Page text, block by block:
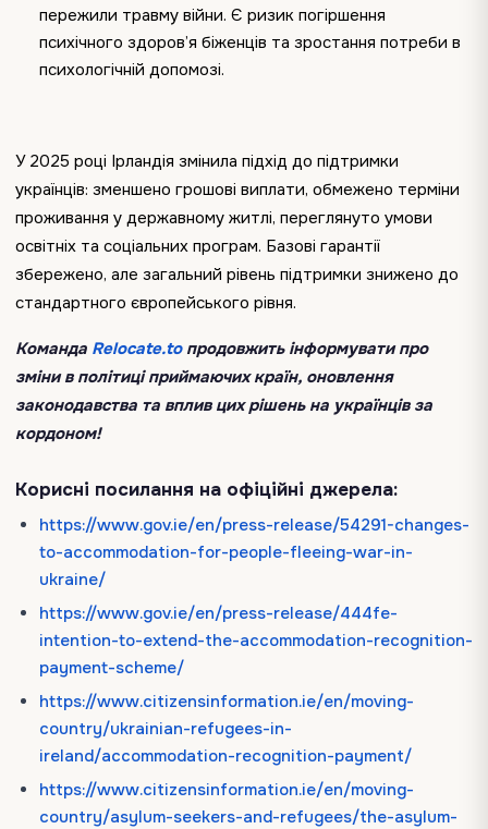
пережили травму війни. Є ризик погіршення
психічного здоров’я біженців та зростання потреби в
психологічній допомозі.
У 2025 році Ірландія змінила підхід до підтримки
українців: зменшено грошові виплати, обмежено терміни
проживання у державному житлі, переглянуто умови
освітніх та соціальних програм. Базові гарантії
збережено, але загальний рівень підтримки знижено до
стандартного європейського рівня.
Команда Relocate.toпродовжить інформувати про
зміни в політиці приймаючих країн, оновлення
законодавства та вплив цих рішень на українців за
кордоном!
Корисні посилання на офіційні джерела:
https://www.gov.ie/en/press-release/54291-changes-
to-accommodation-for-people-fleeing-war-in-
ukraine/
https://www.gov.ie/en/press-release/444fe-
intention-to-extend-the-accommodation-recognition-
payment-scheme/
https://www.citizensinformation.ie/en/moving-
country/ukrainian-refugees-in-
ireland/accommodation-recognition-payment/
https://www.citizensinformation.ie/en/moving-
country/asylum-seekers-and-refugees/the-asylum-